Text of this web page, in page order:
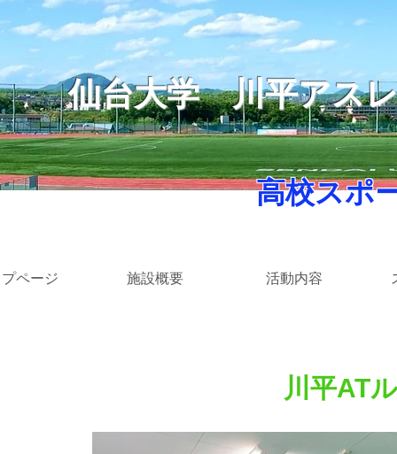
仙台大学川平アス
高校スポ
ページ 施設概要 活動内容
川平AT